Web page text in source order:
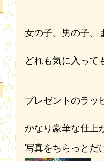
女の子、男の子、
どれも気に入って
プレゼントのラッ
かなり豪華な仕上
写真をちらっとだ